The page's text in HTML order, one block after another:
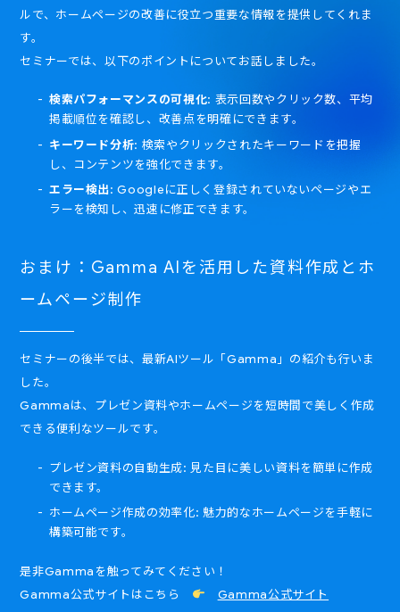
ルで、ホームページの改善に役立つ重要な情報を提供してくれま
す。
セミナーでは、以下のポイントについてお話しました。
検索パフォーマンスの可視化: 表示回数やクリック数、平均
掲載順位を確認し、改善点を明確にできます。
キーワード分析: 検索やクリックされたキーワードを把握
し、コンテンツを強化できます。
エラー検出: Googleに正しく登録されていないページやエ
ラーを検知し、迅速に修正できます。
おまけ：Gamma AIを活用した資料作成とホ
ームページ制作
セミナーの後半では、最新AIツール「Gamma」の紹介も行いま
した。
Gammaは、プレゼン資料やホームページを短時間で美しく作成
できる便利なツールです。
プレゼン資料の自動生成: 見た目に美しい資料を簡単に作成
できます。
ホームページ作成の効率化: 魅力的なホームページを手軽に
構築可能です。
是非Gammaを触ってみてください！
Gamma公式サイトはこちら
Gamma公式サイト